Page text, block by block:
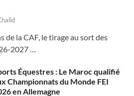
de la CAF, le tirage au sort des
2027 …
Équestres : Le Maroc qualifié
Championnats du Monde FEI
en Allemagne